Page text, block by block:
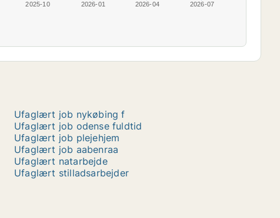
2025-10 2026-01 2026-04 2026-07
Ufaglært job nykøbing f
Ufaglært job odense fuldtid
Ufaglært job plejehjem
Ufaglært job aabenraa
Ufaglært natarbejde
Ufaglært stilladsarbejder